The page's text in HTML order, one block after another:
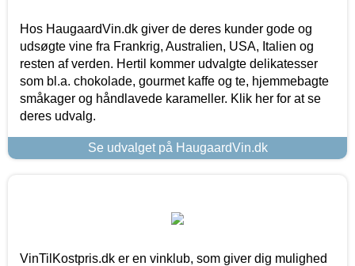
Hos HaugaardVin.dk giver de deres kunder gode og
udsøgte vine fra Frankrig, Australien, USA, Italien og
resten af verden. Hertil kommer udvalgte delikatesser
som bl.a. chokolade, gourmet kaffe og te, hjemmebagte
småkager og håndlavede karameller. Klik her for at se
deres udvalg.
Se udvalget på HaugaardVin.dk
VinTilKostpris.dk er en vinklub, som giver dig mulighed